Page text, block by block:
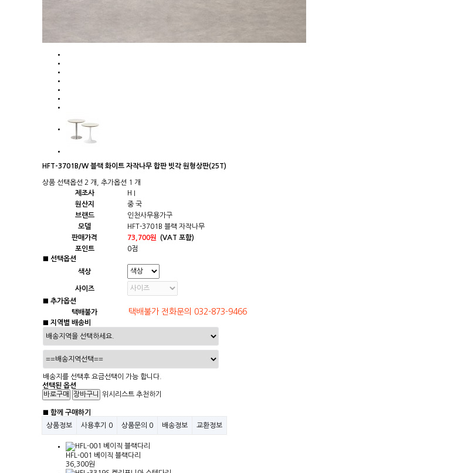
HFT-3701B/W 블랙 화이트 자작나무 합판 빗각 원형상판(25T)
상품 선택옵션 2 개, 추가옵션 1 개
제조사
H I
원산지
중 국
브랜드
인천사무용가구
모델
HFT-3701B 블랙 자작나무
판매가격
73,700원
(VAT 포함)
포인트
0점
■ 선택옵션
색상
사이즈
■ 추가옵션
택배불가
■ 지역별 배송비
배송지를 선택후 요금선택이 가능 합니다.
선택된 옵션
위시리스트 추천하기
■ 함께 구매하기
상품정보
사용후기 0 상품문의 0 배송정보 교환정보
HFL-001 베이직 블랙다리
36,300원